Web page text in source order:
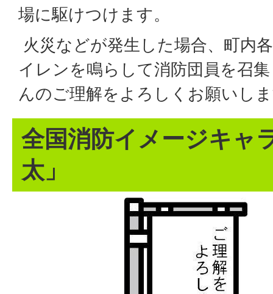
場に駆けつけます。
火災などが発生した場合、町内
イレンを鳴らして消防団員を召
んのご理解をよろしくお願いし
全国消防イメージキャ
太」